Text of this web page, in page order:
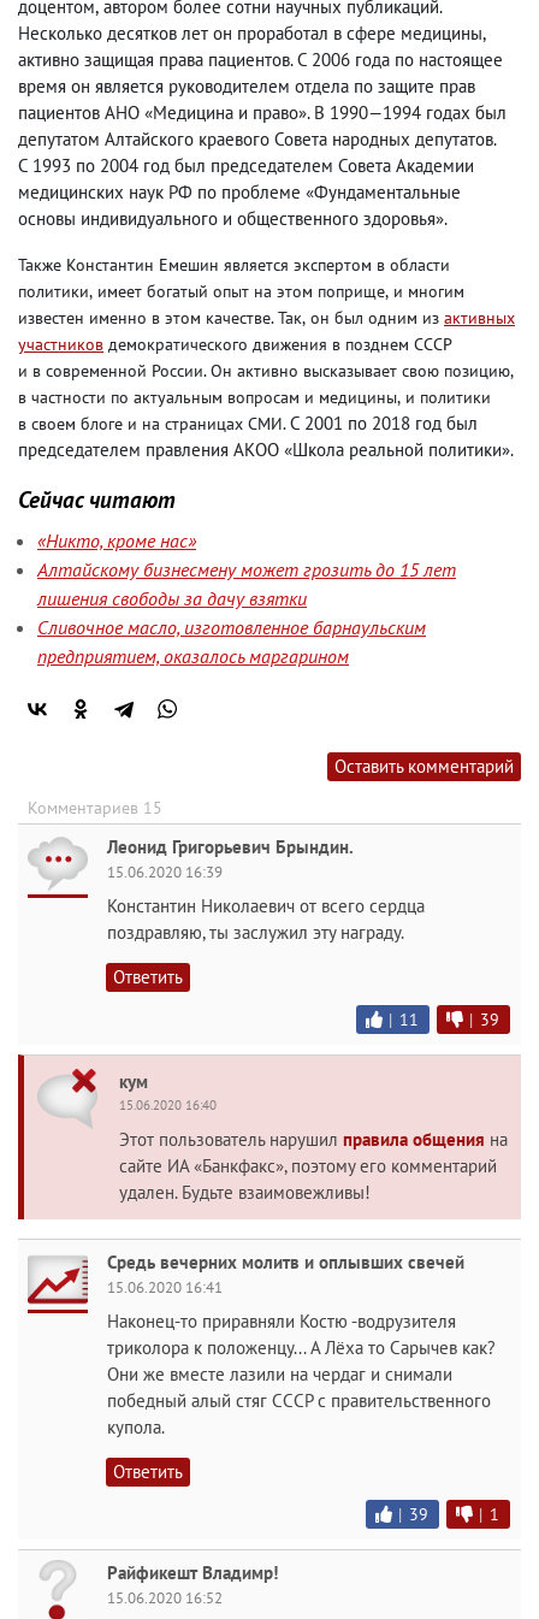
доцентом, автором более сотни научных публикаций.
Несколько десятков лет он проработал в сфере медицины,
активно защищая права пациентов. С 2006 года по настоящее
время он является руководителем отдела по защите прав
пациентов АНО «Медицина и право». В 1990—1994 годах был
депутатом Алтайского краевого Совета народных депутатов.
С 1993 по 2004 год был председателем Совета Академии
медицинских наук РФ по проблеме «Фундаментальные
основы индивидуального и общественного здоровья».
Также Константин Емешин является экспертом в области
политики, имеет богатый опыт на этом поприще, и многим
известен именно в этом качестве. Так, он был одним из активных
участников демократического движения в позднем СССР
и в современной России. Он активно высказывает свою позицию,
в частности по актуальным вопросам и медицины, и политики
в своем блоге и на страницах СМИ.С 2001 по 2018 год был
председателем правления АКОО «Школа реальной политики».
Сейчас читают
«Никто, кроме нас»
Алтайскому бизнесмену может грозить до 15 лет
лишения свободы за дачу взятки
Сливочное масло, изготовленное барнаульским
предприятием, оказалось маргарином
Оставить комментарий
Комментариев 15
Леонид Григорьевич Брындин.
15.06.2020 16:39
Константин Николаевич от всего сердца
поздравляю, ты заслужил эту награду.
Ответить
| 11 | 39
кум
15.06.2020 16:40
Этот пользователь нарушил правила общения на
сайте ИА «Банкфакс», поэтому его комментарий
удален. Будьте взаимовежливы!
Средь вечерних молитв и оплывших свечей
15.06.2020 16:41
Наконец-то приравняли Костю -водрузителя
триколора к положенцу... А Лёха то Сарычев как?
Они же вместе лазили на чердаг и снимали
победный алый стяг СССР с правительственного
купола.
Ответить
| 39 | 1
Райфикешт Владимр!
15.06.2020 16:52